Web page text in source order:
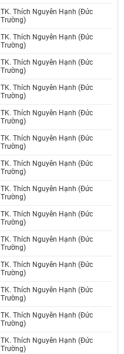
TK. Thích Nguyên Hạnh (Đức
Trường)
TK. Thích Nguyên Hạnh (Đức
Trường)
TK. Thích Nguyên Hạnh (Đức
Trường)
TK. Thích Nguyên Hạnh (Đức
Trường)
TK. Thích Nguyên Hạnh (Đức
Trường)
TK. Thích Nguyên Hạnh (Đức
Trường)
TK. Thích Nguyên Hạnh (Đức
Trường)
TK. Thích Nguyên Hạnh (Đức
Trường)
TK. Thích Nguyên Hạnh (Đức
Trường)
TK. Thích Nguyên Hạnh (Đức
Trường)
TK. Thích Nguyên Hạnh (Đức
Trường)
TK. Thích Nguyên Hạnh (Đức
Trường)
TK. Thích Nguyên Hạnh (Đức
Trường)
TK. Thích Nguyên Hạnh (Đức
Trường)